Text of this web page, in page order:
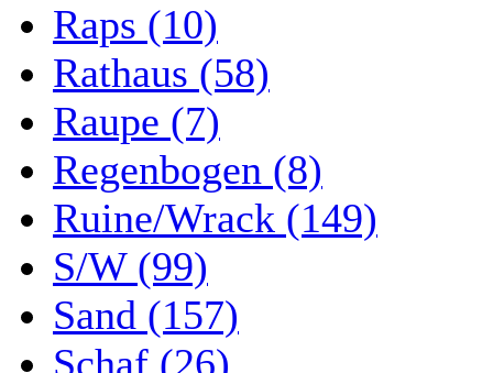
Raps (10)
Rathaus (58)
Raupe (7)
Regenbogen (8)
Ruine/Wrack (149)
S/W (99)
Sand (157)
Schaf (26)